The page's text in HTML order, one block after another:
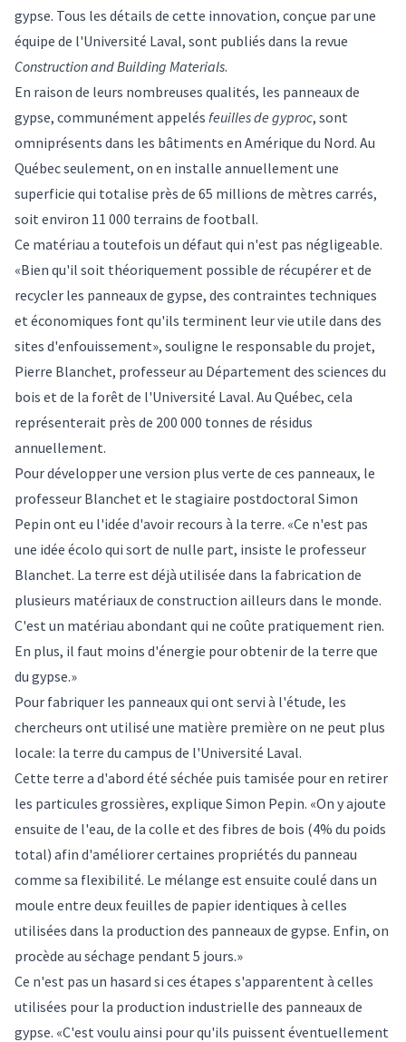
gypse. Tous les détails de cette innovation, conçue par une
équipe de l'Université Laval, sont publiés dans la revue
Construction and Building Materials.
En raison de leurs nombreuses qualités, les panneaux de
gypse, communément appelés feuilles de gyproc, sont
omniprésents dans les bâtiments en Amérique du Nord. Au
Québec seulement, on en installe annuellement une
superficie qui totalise près de 65 millions de mètres carrés,
soit environ 11 000 terrains de football.
Ce matériau a toutefois un défaut qui n'est pas négligeable.
«Bien qu'il soit théoriquement possible de récupérer et de
recycler les panneaux de gypse, des contraintes techniques
et économiques font qu'ils terminent leur vie utile dans des
sites d'enfouissement», souligne le responsable du projet,
Pierre Blanchet, professeur au Département des sciences du
bois et de la forêt de l'Université Laval. Au Québec, cela
représenterait près de 200 000 tonnes de résidus
annuellement.
Pour développer une version plus verte de ces panneaux, le
professeur Blanchet et le stagiaire postdoctoral Simon
Pepin ont eu l'idée d'avoir recours à la terre. «Ce n'est pas
une idée écolo qui sort de nulle part, insiste le professeur
Blanchet. La terre est déjà utilisée dans la fabrication de
plusieurs matériaux de construction ailleurs dans le monde.
C'est un matériau abondant qui ne coûte pratiquement rien.
En plus, il faut moins d'énergie pour obtenir de la terre que
du gypse.»
Pour fabriquer les panneaux qui ont servi à l'étude, les
chercheurs ont utilisé une matière première on ne peut plus
locale: la terre du campus de l'Université Laval.
Cette terre a d'abord été séchée puis tamisée pour en retirer
les particules grossières, explique Simon Pepin. «On y ajoute
ensuite de l'eau, de la colle et des fibres de bois (4% du poids
total) afin d'améliorer certaines propriétés du panneau
comme sa flexibilité. Le mélange est ensuite coulé dans un
moule entre deux feuilles de papier identiques à celles
utilisées dans la production des panneaux de gypse. Enfin, on
procède au séchage pendant 5 jours.»
Ce n'est pas un hasard si ces étapes s'apparentent à celles
utilisées pour la production industrielle des panneaux de
gypse. «C'est voulu ainsi pour qu'ils puissent éventuellement